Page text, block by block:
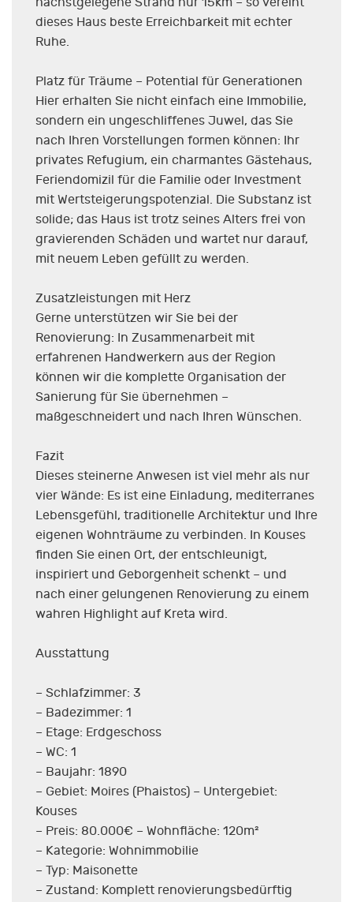
dieses Haus beste Erreichbarkeit mit echter
Ruhe.
Platz für Träume – Potential für Generationen
Hier erhalten Sie nicht einfach eine Immobilie,
sondern ein ungeschliffenes Juwel, das Sie
nach Ihren Vorstellungen formen können: Ihr
privates Refugium, ein charmantes Gästehaus,
Feriendomizil für die Familie oder Investment
mit Wertsteigerungspotenzial. Die Substanz ist
solide; das Haus ist trotz seines Alters frei von
gravierenden Schäden und wartet nur darauf,
mit neuem Leben gefüllt zu werden.
Zusatzleistungen mit Herz
Gerne unterstützen wir Sie bei der
Renovierung: In Zusammenarbeit mit
erfahrenen Handwerkern aus der Region
können wir die komplette Organisation der
Sanierung für Sie übernehmen –
maßgeschneidert und nach Ihren Wünschen.
Fazit
Dieses steinerne Anwesen ist viel mehr als nur
vier Wände: Es ist eine Einladung, mediterranes
Lebensgefühl, traditionelle Architektur und Ihre
eigenen Wohnträume zu verbinden. In Kouses
finden Sie einen Ort, der entschleunigt,
inspiriert und Geborgenheit schenkt – und
nach einer gelungenen Renovierung zu einem
wahren Highlight auf Kreta wird.
Ausstattung
– Schlafzimmer: 3
– Badezimmer: 1
– Etage: Erdgeschoss
– WC: 1
– Baujahr: 1890
– Gebiet: Moires (Phaistos) – Untergebiet:
Kouses
– Preis: 80.000€ – Wohnfläche: 120m²
– Kategorie: Wohnimmobilie
– Typ: Maisonette
– Zustand: Komplett renovierungsbedürftig